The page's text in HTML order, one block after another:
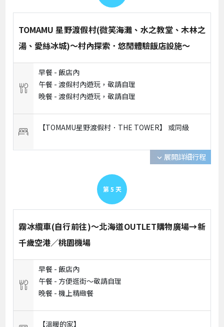
TOMAMU 星野渡假村(微笑海灘、水之教堂、木林之
湯、愛絲冰城)～村內探索．悠閒體驗飯店設施～
早餐 -飯店內
午餐 -渡假村內遊玩，敬請自理
晚餐 -渡假村內遊玩，敬請自理
【TOMAMU星野渡假村．THE TOWER】 或同級
expand_more 展開詳細行程
第 5 天
霧冰纜車(自行前往)～北海道OUTLET購物廣場→新
千歲空港／桃園機場
早餐 -飯店內
午餐 - 方便逛街～敬請自理
晚餐 -機上精緻餐
【溫暖的家】